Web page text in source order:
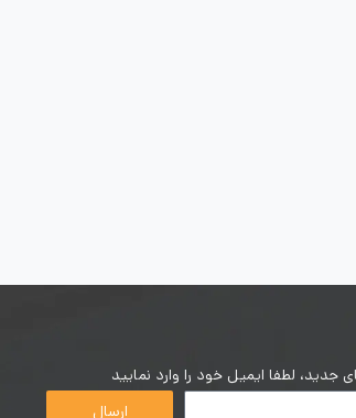
جدید، لطفا ایمیل خود را وارد نمایید
ارسال